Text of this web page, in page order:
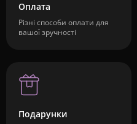
Оплата
Різні способи оплати для
вашої зручності
Подарунки